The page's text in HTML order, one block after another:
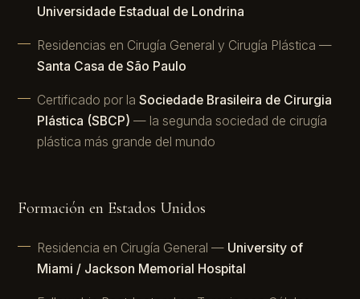
Universidade Estadual de Londrina
Residencias en Cirugía General y Cirugía Plástica —
Santa Casa de São Paulo
Certificado por laSociedade Brasileira de Cirurgia
Plástica (SBCP) — la segunda sociedad de cirugía
plástica más grande del mundo
Formación en Estados Unidos
Residencia en Cirugía General — University of
Miami / Jackson Memorial Hospital